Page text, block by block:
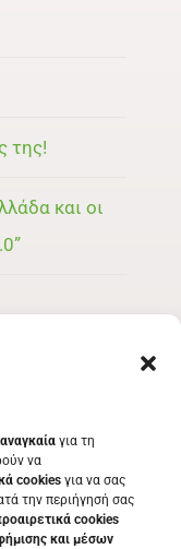
για τη
να
cookies για να σας
την περιήγησή σας
cookies
και μέσων
της!
και οι